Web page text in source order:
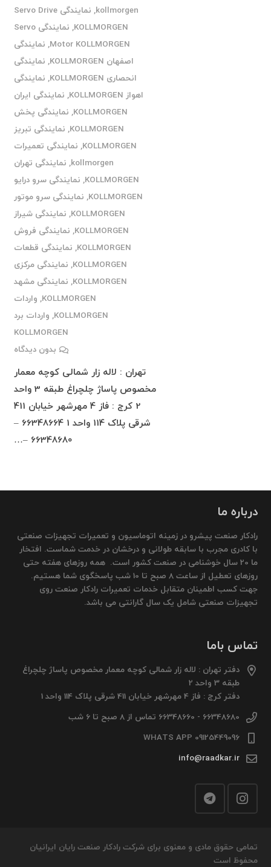
kollmorgen
,
نمایندگی Servo Drive
KOLLMORGEN
,
نمایندگی Servo
Motor KOLLMORGEN
, نمایندگی
اصفهان KOLLMORGEN
, نمایندگی
انحصاری KOLLMORGEN
, نمایندگی
اهواز KOLLMORGEN
, نمایندگی ایران
KOLLMORGEN
, نمایندگی پخش
KOLLMORGEN
, نمایندگی تبریز
KOLLMORGEN
, نمایندگی تعمیرات
kollmorgen
, نمایندگی تهران
KOLLMORGEN
, نمایندگی سرو درایو
KOLLMORGEN
, نمایندگی سرو موتور
KOLLMORGEN
, نمایندگی شیراز
KOLLMORGEN
, نمایندگی فروش
KOLLMORGEN
, نمایندگی قطعات
KOLLMORGEN
, نمایندگی مرکزی
KOLLMORGEN
, نمایندگی مشهد
KOLLMORGEN
, واردات
KOLLMORGEN
, واردات برد
KOLLMORGEN
بدون دیدگاه
تهران : لاله زار شمالی کوچه معمار
مخصوص پاساژ چلچراغ طبقه 3 واحد
2 کرج : فاز 4 مهرشهر خیابان 411
شرقی پلاک 114 واحد 1 66348664 –
66348680 –…
درباره ما
رادکار صنعت پیشرو در زمینه اتوماسیون و تعمیرات تجهیزات صنعتی
با کادری مجرب با سابقه طولانی و درخشان در خدمت شماست. افتخار
ما 20 سال خوشنامی در صنعت کشور است. همه روزهای هفته حتی
روزهای تعطیل از ساعت 8 صبح تا 10 شب پاسخگوی شما هستیم.
جهت کسب اطمینان متقابل خدمات تعمیرات رادکار صنعت روی
تجهیزات صنعتی شامل یک سال گارانتی می باشد.
تماس باما
دفتر تهران : لاله زار شمالی کوچه معمار مخصوص پاساژ چلچراغ
طبقه 3 واحد 2
دفتر کرج : فاز 4 مهرشهر خیابان 411 شرقی پلاک 114 واحد 1
66348680 - 66348660 تماس از 8 صبح تا 6 شب
09125449096 WHATS APP
info@raadkar.ir
تمامی حقوق مادی و معنوی برای شرکت رادکار صنعت رایان ایرانیان
محفوظ است